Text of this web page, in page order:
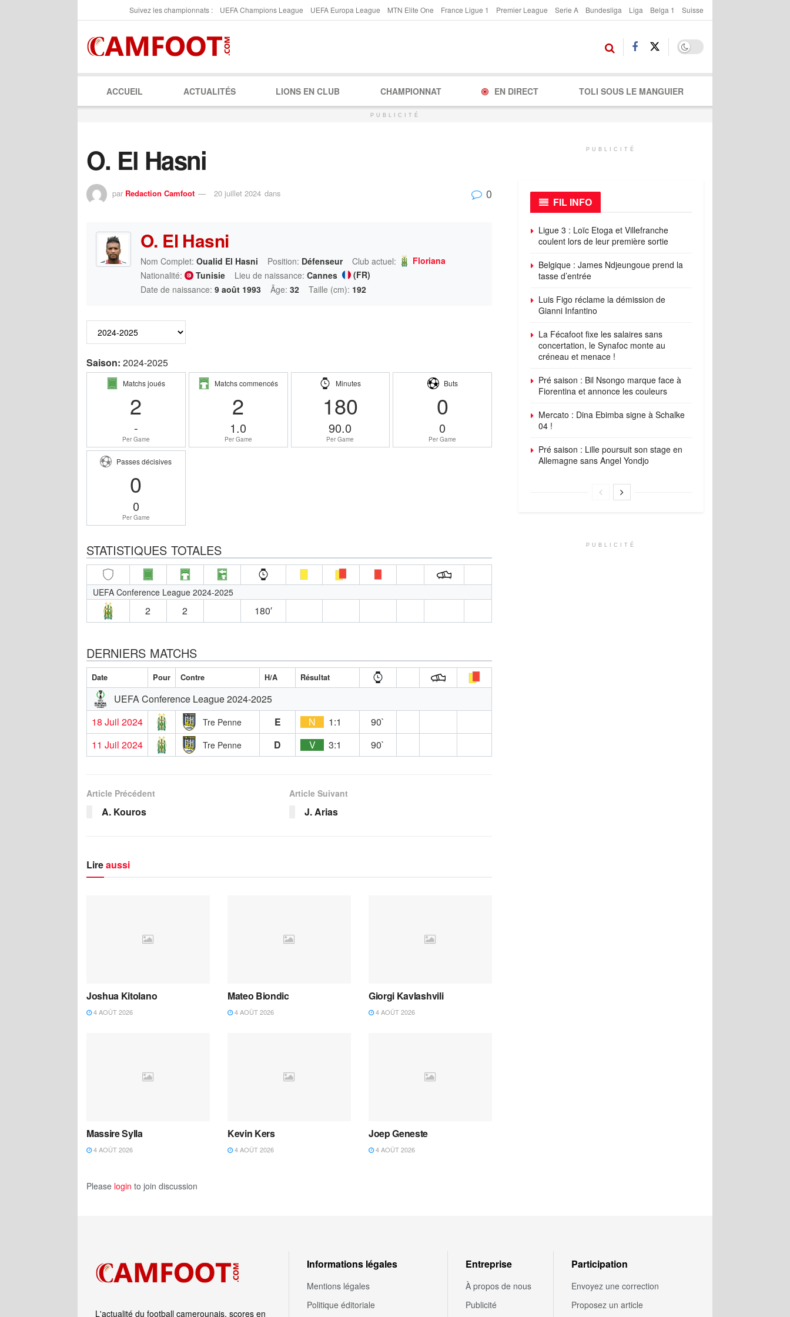
Suivez les championnats : UEFA Champions League UEFA Europa League MTN Elite One France Ligue 1 Premier League Serie A Bundesliga Liga Belga 1 Suisse
ACCUEIL ACTUALITÉS LIONS EN CLUB CHAMPIONNAT EN DIRECT TOLI SOUS LE MANGUIER
PUBLICITÉ
O. El Hasni
par Redaction Camfoot 20 juillet 2024 dans 0
O. El Hasni
Nom Complet: Oualid El Hasni Position: Défenseur Club actuel:
Floriana
Nationalité:
Tunisie Lieu de naissance: Cannes
(FR)
Date de naissance: 9 août 1993 Âge: 32 Taille (cm): 192
Saison: 2024-2025
Matchs joués
2
-
Per Game
Matchs commencés
2
1.0
Per Game
Minutes
180
90.0
Per Game
Buts
0
0
Per Game
Passes décisives
0
0
Per Game
STATISTIQUES TOTALES
UEFA Conference League 2024-2025
2 2 180′
DERNIERS MATCHS
Date Pour Contre H/A Résultat
UEFA Conference League 2024-2025
18 Juil 2024
Tre Penne E N 1:1
90`
11 Juil 2024
Tre Penne D V 3:1 90`
Article Précédent
A. Kouros
Article Suivant
J. Arias
Lireaussi
Joshua Kitolano
4 AOÛT 2026
Mateo Biondic
4 AOÛT 2026
Giorgi Kavlashvili
4 AOÛT 2026
Massire Sylla
4 AOÛT 2026
Kevin Kers
4 AOÛT 2026
Joep Geneste
4 AOÛT 2026
Please login to join discussion
PUBLICITÉ
FIL INFO
Ligue 3 : Loïc Etoga et Villefranche
coulent lors de leur première sortie
Belgique : James Ndjeungoue prend la
tasse d’entrée
Luis Figo réclame la démission de
Gianni Infantino
La Fécafoot fixe les salaires sans
concertation, le Synafoc monte au
créneau et menace !
Pré saison : Bil Nsongo marque face à
Fiorentina et annonce les couleurs
Mercato : Dina Ebimba signe à Schalke
04 !
Pré saison : Lille poursuit son stage en
Allemagne sans Angel Yondjo
PUBLICITÉ
L'actualité du football camerounais, scores en
Informations légales
Mentions légales
Politique éditoriale
Entreprise
À propos de nous
Publicité
Participation
Envoyez une correction
Proposez un article